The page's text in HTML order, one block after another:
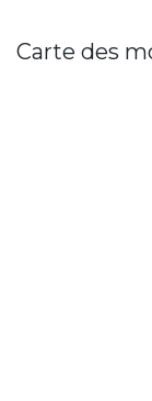
Carte des